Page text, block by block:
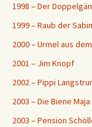
1998 – Der
1999 – Raub der
2000 – Urmel aus
2001 – Jim Knopf
2002 – Pippi
2003 – Die Biene Maja
2003 – Pension